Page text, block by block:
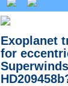
Exoplanet
for